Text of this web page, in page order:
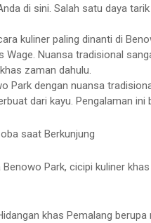
di sini. Salah satu daya
kuliner paling dinanti di
Wage. Nuansa tradisional
zaman dahulu.
Park dengan nuansa
dari kayu. Pengalaman
saat Berkunjung
Park, cicipi kuliner
khas Pemalang